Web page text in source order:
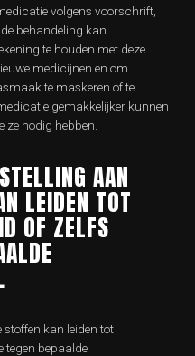
volgens voorschrift,
behandeling kan
te houden met deze
medicijnen en om
te maskeren of te
gemakkelijker kunnen
ze nodig hebben.
AAN
LEIDEN TOT
OF ZELFS
kan leiden tot
tegen bepaalde